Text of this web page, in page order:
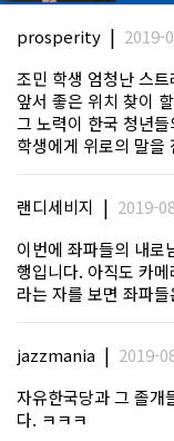
prosperity | 2019-
조민 학생 엄청난 스
앞서 좋은 위치 찾이
그 노력이 한국 청년
학생에게 위로의 말을
랜디세비지 | 2019-
이번에 좌파들의 내로
행입니다. 아직도 카
라는 자를 보면 좌파
jazzmania | 2019-
자유한국당과 그 졸개
다. ㅋㅋㅋ